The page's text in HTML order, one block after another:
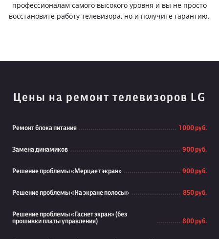
профессионалам самого высокого уровня и вы не просто
восстановите работу телевизора, но и получите гарантию.
Цены на ремонт телевизоров LG
Ремонт блока питания 1 000 руб.
Замена динамиков 900 руб.
Решение проблемы «Мерцает экран» 900 руб.
Решение проблемы «На экране полосы» 850 руб.
Решение проблемы «Гаснет экран» (без
прошивки платы управления)
800 руб.